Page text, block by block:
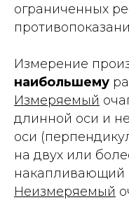
ограниченных
Измерение
наибольшему
Измеряемый
длинной оси и
оси
на двух или
накапливающий
Неизмеряемый